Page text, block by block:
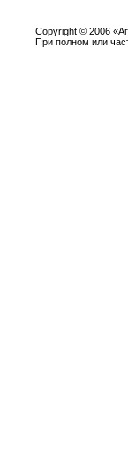
Copyright © 2006
При полном или